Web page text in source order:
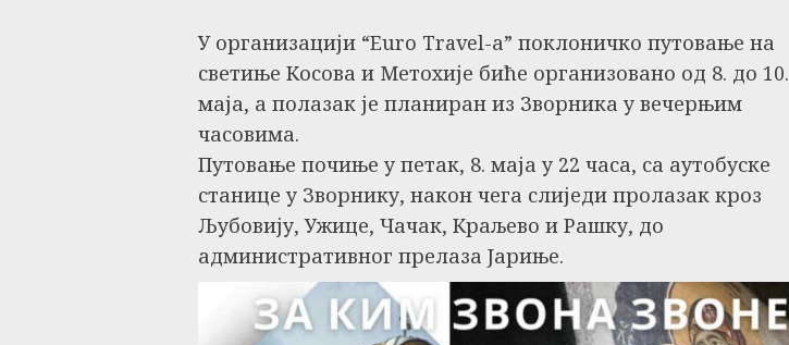
У организацији “Euro Travel-а” поклоничко путовање на
светиње Косова и Метохије биће организовано од 8. до 10.
маја, а полазак је планиран из Зворника у вечерњим
часовима.
Путовање почиње у петак, 8. маја у 22 часа, са аутобуске
станице у Зворнику, након чега слиједи пролазак кроз
Љубовију, Ужице, Чачак, Краљево и Рашку, до
административног прелаза Јариње.